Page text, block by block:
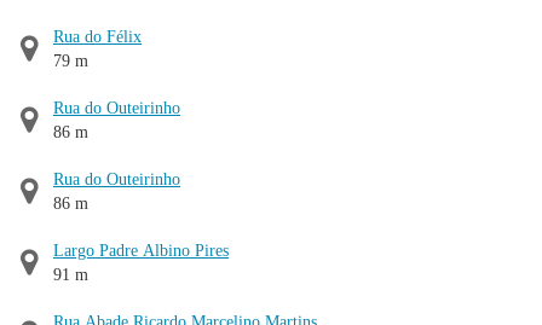
Rua do Félix
79 m
Rua do Outeirinho
86 m
Rua do Outeirinho
86 m
Largo Padre Albino Pires
91 m